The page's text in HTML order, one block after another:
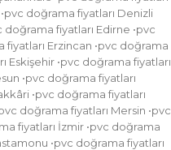
doğrama fiyatları Denizli
doğrama fiyatları Edirne •pvc
fiyatları Erzincan •pvc doğrama
Eskişehir •pvc doğrama fiyatları
•pvc doğrama fiyatları
•pvc doğrama fiyatları
doğrama fiyatları Mersin •pvc
fiyatları İzmir •pvc doğrama
•pvc doğrama fiyatları